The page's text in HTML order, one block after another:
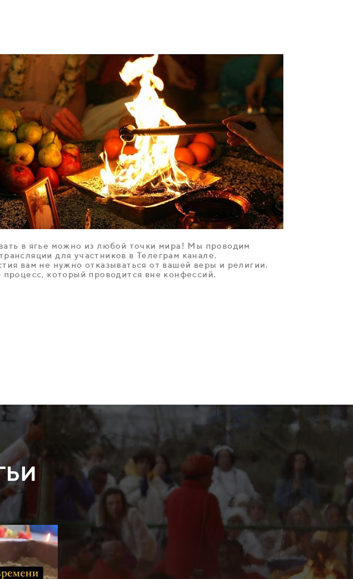
в ягье можно из любой точки мира! Мы проводим
для участников в Телеграм канале.
вам не нужно отказываться от вашей веры и религии.
процесс, который проводится вне конфессий.